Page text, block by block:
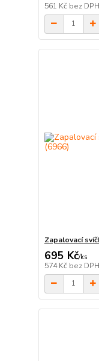
561 Kč bez DPH
Zapalovací
695 Kč/ks
574 Kč bez DPH